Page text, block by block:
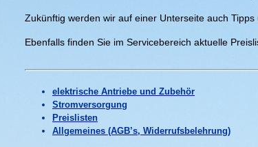
Zukünftig werden wir auf einer Unterseite auch
Ebenfalls finden Sie im Servicebereich aktuelle
elektrische Antriebe und Zubehör
Stromversorgung
Preislisten
Allgemeines (AGB’s, Widerrufsbelehrung)